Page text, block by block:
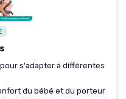
s'adapter à différentes
du bébé et du porteur